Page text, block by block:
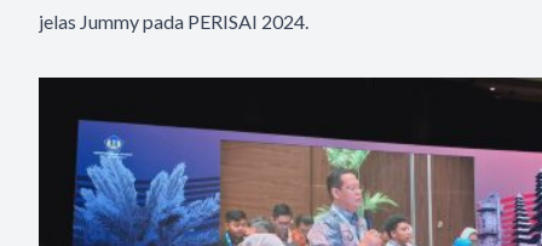
jelas Jummy pada PERISAI 2024.